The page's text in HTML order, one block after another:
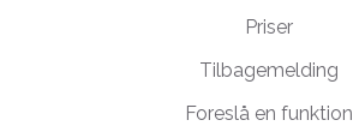
Priser
Tilbagemelding
Foreslå en funktion